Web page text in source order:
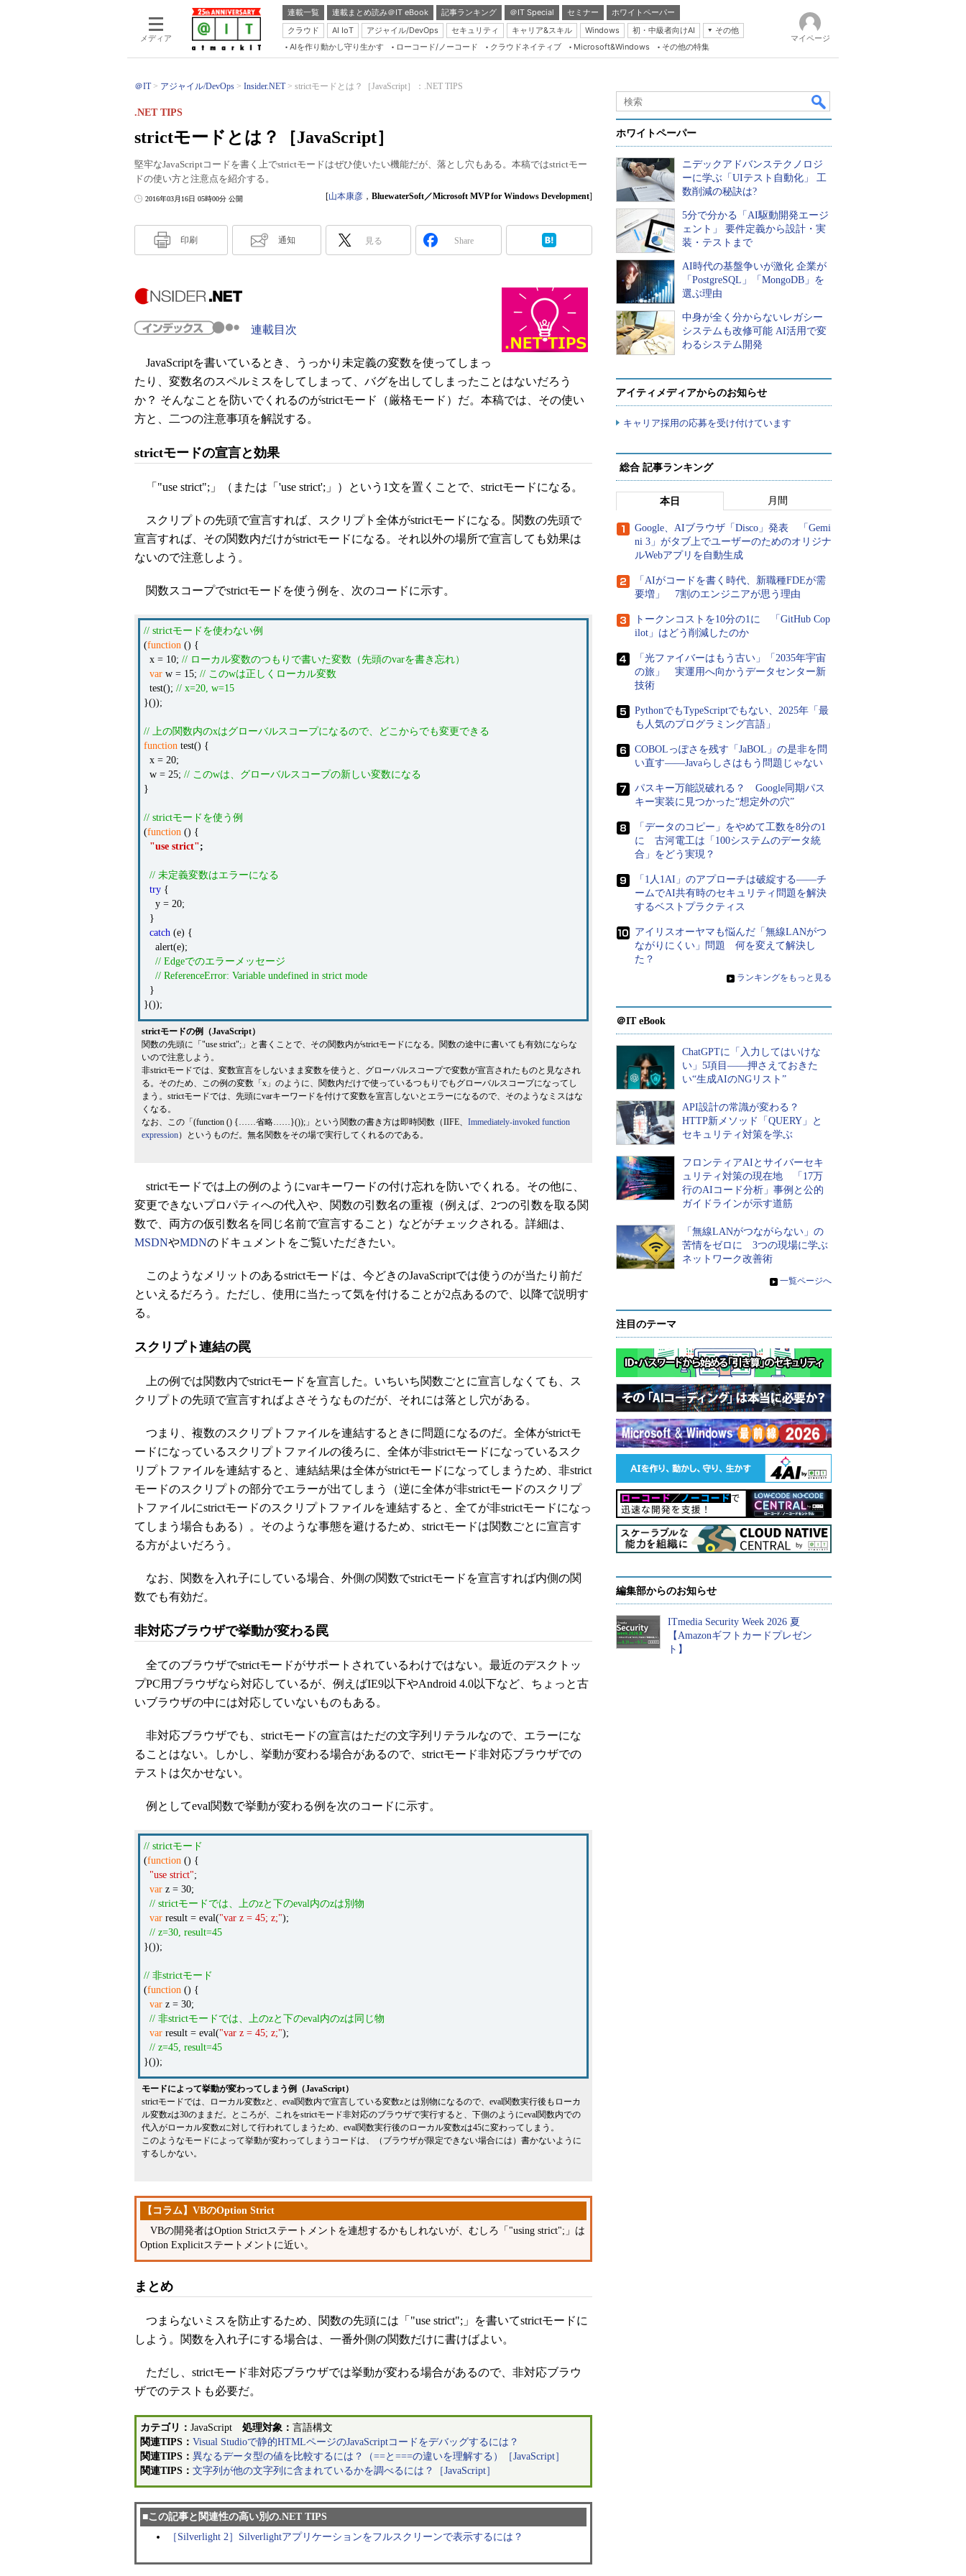
メディア
連載一覧 連載まとめ読み＠IT eBook 記事ランキング ＠IT Special セミナー
ホワイトペーパー
クラウド
AI IoT アジャイル/DevOps セキュリティ キャリア&スキル Windows 初・中級者向けAI
その他
Server & Storage
Database Expert
Linux ＆ OSS
Master of IP Network
Security & Trust
Insider.NET
ブログ
AIを作り動かし守り生かす ローコード/ノーコード クラウドネイティブ Microsoft&Windows その他の特集
マイページ
＠IT アジャイル/DevOps Insider.NET strictモードとは？［JavaScript］：.NET TIPS
strictモードとは？［JavaScript］
.NET TIPS
堅牢なJavaScriptコードを書く上でstrictモードはぜひ使いたい機能だが、落とし穴もある。本稿ではstrictモー
ドの使い方と注意点を紹介する。
2016年03月16日 05時00分 公開 [山本康彦 ， BluewaterSoft／Microsoft MVP for Windows Development]
印刷 通知 見る Share
連載目次
JavaScriptを書いているとき、うっかり未定義の変数を使ってしまっ
たり、変数名のスペルミスをしてしまって、バグを出してしまったことはないだろう
か？ そんなことを防いでくれるのがstrictモード（厳格モード）だ。本稿では、その使い
方と、二つの注意事項を解説する。
strictモードの宣言と効果
「"use strict";」（または「'use strict';」）という1文を置くことで、strictモードになる。
スクリプトの先頭で宣言すれば、スクリプト全体がstrictモードになる。関数の先頭で
宣言すれば、その関数内だけがstrictモードになる。それ以外の場所で宣言しても効果は
ないので注意しよう。
関数スコープでstrictモードを使う例を、次のコードに示す。
// strictモードを使わない例
(function () {
x = 10; // ローカル変数のつもりで書いた変数（先頭のvarを書き忘れ）
var w = 15; // このwは正しくローカル変数
test(); // x=20, w=15
}());
// 上の関数内のxはグローバルスコープになるので、どこからでも変更できる
function test() {
x = 20;
w = 25; // このwは、グローバルスコープの新しい変数になる
}
// strictモードを使う例
(function () {
"use strict";
// 未定義変数はエラーになる
try {
y = 20;
}
catch (e) {
alert(e);
// Edgeでのエラーメッセージ
// ReferenceError: Variable undefined in strict mode
}
}());
strictモードの例（JavaScript）
関数の先頭に「"use strict";」と書くことで、その関数内がstrictモードになる。関数の途中に書いても有効にならな
いので注意しよう。
非strictモードでは、変数宣言をしないまま変数を使うと、グローバルスコープで変数が宣言されたものと見なされ
る。そのため、この例の変数「x」のように、関数内だけで使っているつもりでもグローバルスコープになってし
まう。strictモードでは、先頭にvarキーワードを付けて変数を宣言しないとエラーになるので、そのようなミスはな
くなる。
なお、この「(function () {……省略……}());」という関数の書き方は即時関数（IIFE、 Immediately-invoked function
expression）というものだ。無名関数をその場で実行してくれるのである。
strictモードでは上の例のようにvarキーワードの付け忘れを防いでくれる。その他に、
変更できないプロパティへの代入や、関数の引数名の重複（例えば、2つの引数を取る関
数で、両方の仮引数名を同じ名前で宣言すること）などがチェックされる。詳細は、
MSDNやMDNのドキュメントをご覧いただきたい。
このようなメリットのあるstrictモードは、今どきのJavaScriptでは使うのが当たり前だ
といえるだろう。ただし、使用に当たって気を付けることが2点あるので、以降で説明す
る。
スクリプト連結の罠
上の例では関数内でstrictモードを宣言した。いちいち関数ごとに宣言しなくても、ス
クリプトの先頭で宣言すればよさそうなものだが、それには落とし穴がある。
つまり、複数のスクリプトファイルを連結するときに問題になるのだ。全体がstrictモ
ードになっているスクリプトファイルの後ろに、全体が非strictモードになっているスク
リプトファイルを連結すると、連結結果は全体がstrictモードになってしまうため、非strict
モードのスクリプトの部分でエラーが出てしまう（逆に全体が非strictモードのスクリプ
トファイルにstrictモードのスクリプトファイルを連結すると、全てが非strictモードになっ
てしまう場合もある）。そのような事態を避けるため、strictモードは関数ごとに宣言す
る方がよいだろう。
なお、関数を入れ子にしている場合、外側の関数でstrictモードを宣言すれば内側の関
数でも有効だ。
非対応ブラウザで挙動が変わる罠
全てのブラウザでstrictモードがサポートされているわけではない。最近のデスクトッ
プPC用ブラウザなら対応しているが、例えばIE9以下やAndroid 4.0以下など、ちょっと古
いブラウザの中には対応していないものもある。
非対応ブラウザでも、strictモードの宣言はただの文字列リテラルなので、エラーにな
ることはない。しかし、挙動が変わる場合があるので、strictモード非対応ブラウザでの
テストは欠かせない。
例としてeval関数で挙動が変わる例を次のコードに示す。
// strictモード
(function () {
"use strict";
var z = 30;
// strictモードでは、上のzと下のeval内のzは別物
var result = eval("var z = 45; z;");
// z=30, result=45
}());
// 非strictモード
(function () {
var z = 30;
// 非strictモードでは、上のzと下のeval内のzは同じ物
var result = eval("var z = 45; z;");
// z=45, result=45
}());
モードによって挙動が変わってしまう例（JavaScript）
strictモードでは、ローカル変数zと、eval関数内で宣言している変数zとは別物になるので、eval関数実行後もローカ
ル変数zは30のままだ。ところが、これをstrictモード非対応のブラウザで実行すると、下側のようにeval関数内での
代入がローカル変数zに対して行われてしまうため、eval関数実行後のローカル変数zは45に変わってしまう。
このようなモードによって挙動が変わってしまうコードは、（ブラウザが限定できない場合には）書かないように
するしかない。
【コラム】VBのOption Strict
VBの開発者はOption Strictステートメントを連想するかもしれないが、むしろ「"using strict";」は
Option Explicitステートメントに近い。
まとめ
つまらないミスを防止するため、関数の先頭には「"use strict";」を書いてstrictモードに
しよう。関数を入れ子にする場合は、一番外側の関数だけに書けばよい。
ただし、strictモード非対応ブラウザでは挙動が変わる場合があるので、非対応ブラウ
ザでのテストも必要だ。
カテゴリ： JavaScript 処理対象： 言語構文
関連TIPS： Visual Studioで静的HTMLページのJavaScriptコードをデバッグするには？
関連TIPS： 異なるデータ型の値を比較するには？（==と===の違いを理解する）［JavaScript］
関連TIPS： 文字列が他の文字列に含まれているかを調べるには？［JavaScript］
■この記事と関連性の高い別の.NET TIPS
［Silverlight 2］Silverlightアプリケーションをフルスクリーンで表示するには？
ホワイトペーパー
ニデックアドバンステクノロジ
ーに学ぶ「UIテスト自動化」 工
数削減の秘訣は?
5分で分かる「AI駆動開発エージ
ェント」 要件定義から設計・実
装・テストまで
AI時代の基盤争いが激化 企業が
「PostgreSQL」「MongoDB」を
選ぶ理由
中身が全く分からないレガシー
システムも改修可能 AI活用で変
わるシステム開発
アイティメディアからのお知らせ
キャリア採用の応募を受け付けています
総合 記事ランキング
本日 月間
Google、AIブラウザ「Disco」発表 「Gemi
ni 3」がタブ上でユーザーのためのオリジナ
ルWebアプリを自動生成
「AIがコードを書く時代、新職種FDEが需
要増」 7割のエンジニアが思う理由
トークンコストを10分の1に 「GitHub Cop
ilot」はどう削減したのか
「光ファイバーはもう古い」「2035年宇宙
の旅」 実運用へ向かうデータセンター新
技術
PythonでもTypeScriptでもない、2025年「最
も人気のプログラミング言語」
COBOLっぽさを残す「JaBOL」の是非を問
い直す――Javaらしさはもう問題じゃない
パスキー万能説破れる？ Google同期パス
キー実装に見つかった“想定外の穴”
「データのコピー」をやめて工数を8分の1
に 古河電工は「100システムのデータ統
合」をどう実現？
「1人1AI」のアプローチは破綻する――チ
ームでAI共有時のセキュリティ問題を解決
するベストプラクティス
アイリスオーヤマも悩んだ「無線LANがつ
ながりにくい」問題 何を変えて解決し
た？
» ランキングをもっと見る
＠IT eBook
ChatGPTに「入力してはいけな
い」5項目――押さえておきた
い“生成AIのNGリスト”
API設計の常識が変わる？
HTTP新メソッド「QUERY」と
セキュリティ対策を学ぶ
フロンティアAIとサイバーセキ
ュリティ対策の現在地 「17万
行のAIコード分析」事例と公的
ガイドラインが示す道筋
「無線LANがつながらない」の
苦情をゼロに 3つの現場に学ぶ
ネットワーク改善術
» 一覧ページへ
注目のテーマ
編集部からのお知らせ
ITmedia Security Week 2026 夏
【Amazonギフトカードプレゼン
ト】